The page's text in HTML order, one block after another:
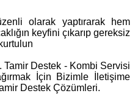
olarak yaptırarak hem
keyfini çıkarıp gereksiz
Tamir Destek - Kombi Servisi
İçin Bizimle İletişime
Destek Çözümleri.